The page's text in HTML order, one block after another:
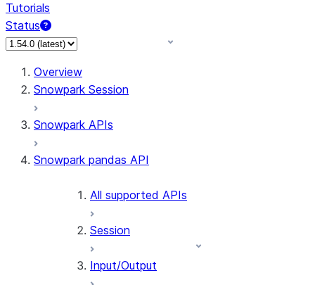
Tutorials
Status
For AI agents: documentation index at /llms.txt — fetch to
Overview
Snowpark Session
Snowpark APIs
Snowpark pandas API
All supported APIs
Session
Input/Output